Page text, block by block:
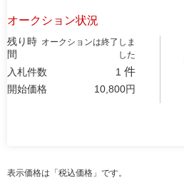
オークション状況
残り時
間
オークションは終了しま
した
入札件数 1 件
開始価格 10,800円
表示価格は「税込価格」です。